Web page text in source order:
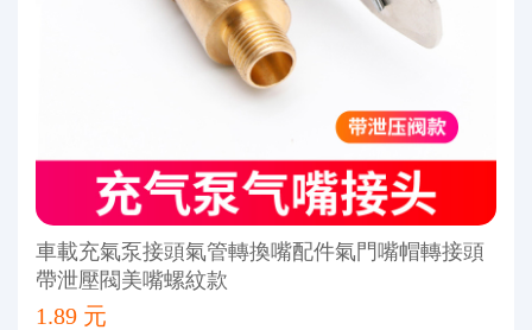
車載充氣泵接頭氣管轉換嘴配件氣門嘴帽轉接頭
帶泄壓閥美嘴螺紋款
1.89 元